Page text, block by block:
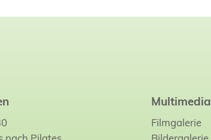
Multimedia
Filmgalerie